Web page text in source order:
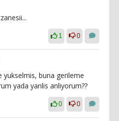
1 0
yukselmis, buna gerileme
yada yanlis anliyorum??
0 0